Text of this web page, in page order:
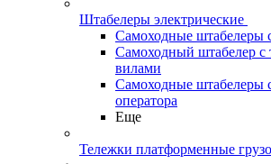
Штабелеры электрические
Самоходные штабелеры
Самоходный штабелер с
вилами
Самоходные штабелеры
оператора
Еще
Тележки платформенные